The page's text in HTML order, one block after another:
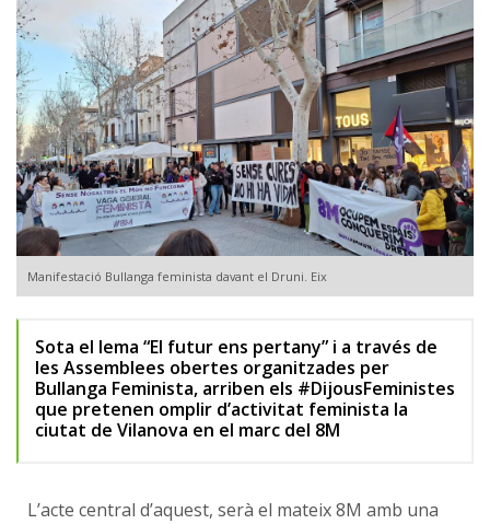
Manifestació Bullanga feminista davant el Druni. Eix
Sota el lema “El futur ens pertany” i a través de
les Assemblees obertes organitzades per
Bullanga Feminista, arriben els #DijousFeministes
que pretenen omplir d’activitat feminista la
ciutat de Vilanova en el marc del 8M
L’acte central d’aquest, serà el mateix 8M amb una